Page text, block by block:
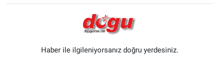
Haber ile ilgileniyorsanız doğru yerdesiniz.